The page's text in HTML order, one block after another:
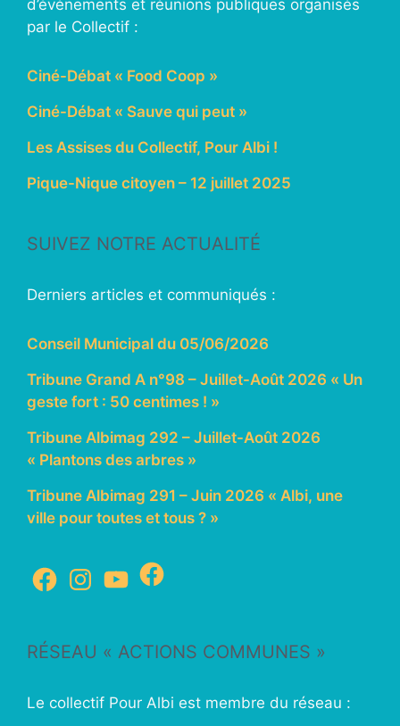
d’événements et réunions publiques organisés
par le Collectif :
Ciné-Débat « Food Coop »
Ciné-Débat « Sauve qui peut »
Les Assises du Collectif, Pour Albi !
Pique-Nique citoyen – 12 juillet 2025
SUIVEZ NOTRE ACTUALITÉ
Derniers articles et communiqués :
Conseil Municipal du 05/06/2026
Tribune Grand A n°98 – Juillet-Août 2026 « Un
geste fort : 50 centimes ! »
Tribune Albimag 292 – Juillet-Août 2026
« Plantons des arbres »
Tribune Albimag 291 – Juin 2026 « Albi, une
ville pour toutes et tous ? »
RÉSEAU « ACTIONS COMMUNES »
Le collectif Pour Albi est membre du réseau :